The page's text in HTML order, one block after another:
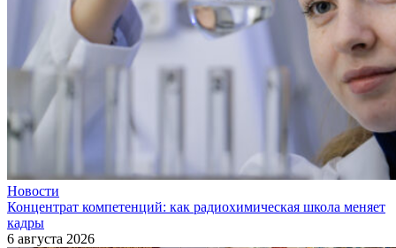
Новости
Концентрат компетенций: как радиохимическая школа меняет
кадры
6 августа 2026